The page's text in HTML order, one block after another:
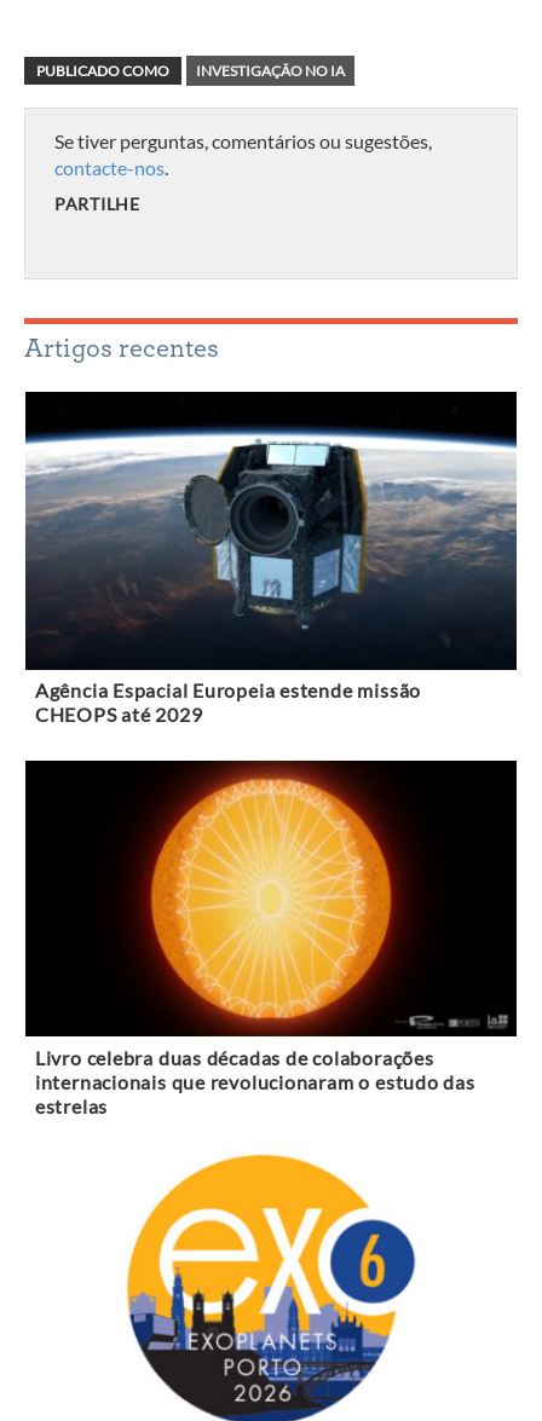
PUBLICADO COMO INVESTIGAÇÃO NO IA
Se tiver perguntas, comentários ou sugestões,
contacte-nos
PARTILHE
Artigos recentes
Agência Espacial Europeia estende missão
CHEOPS até 2029
Livro celebra duas décadas de colaborações
internacionais que revolucionaram o estudo das
estrelas